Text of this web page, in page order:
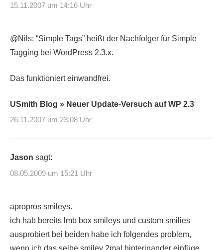
15.11.2007 um 14:16 Uhr
@Nils: “Simple Tags” heißt der Nachfolger für Simple
Tagging bei WordPress 2.3.x.
Das funktioniert einwandfrei.
USmith Blog » Neuer Update-Versuch auf WP 2.3
26.11.2007 um 23:08 Uhr
Jason sagt:
08.05.2009 um 15:21 Uhr
apropros smileys.
ich hab bereits lmb box smileys und custom smilies
ausprobiert bei beiden habe ich folgendes problem,
wenn ich das selbe smiley 2mal hinterinander einfüge